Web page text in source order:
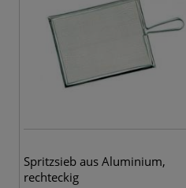
Spritzsieb aus Aluminium,
rechteckig